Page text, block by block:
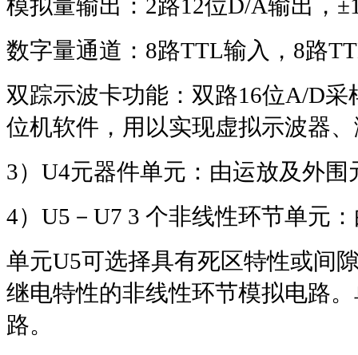
模拟量输出： 2路12位D/A输出，
数字量通道： 8路TTL输入， 8路
双踪示波卡功能：双路16位A/D采
位机软件，用以实现虚拟示波器
3） U4元器件单元：由运放及外围
4） U5 － U7 3 个非线性环节单元
单元U5可选择具有死区特性或间
继电特性的非线性环节模拟电路
路。